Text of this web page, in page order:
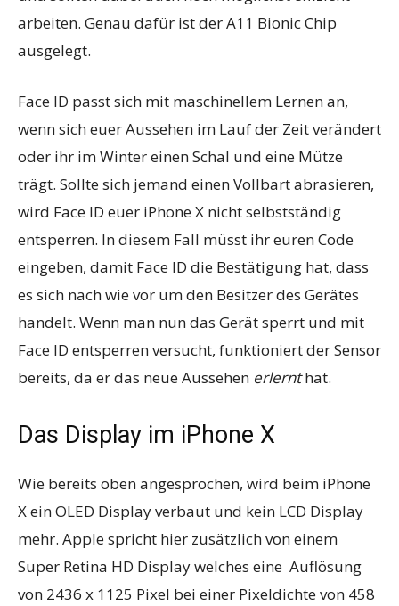
arbeiten. Genau dafür ist der A11 Bionic Chip
ausgelegt.
Face ID passt sich mit maschinellem Lernen an,
wenn sich euer Aussehen im Lauf der Zeit verändert
oder ihr im Winter einen Schal und eine Mütze
trägt. Sollte sich jemand einen Vollbart abrasieren,
wird Face ID euer iPhone X nicht selbstständig
entsperren. In diesem Fall müsst ihr euren Code
eingeben, damit Face ID die Bestätigung hat, dass
es sich nach wie vor um den Besitzer des Gerätes
handelt. Wenn man nun das Gerät sperrt und mit
Face ID entsperren versucht, funktioniert der Sensor
bereits, da er das neue Aussehen erlernthat.
Das Display im iPhone X
Wie bereits oben angesprochen, wird beim iPhone
X ein OLED Display verbaut und kein LCD Display
mehr. Apple spricht hier zusätzlich von einem
Super Retina HD Display welches eine Auflösung
von 2436 x 1125 Pixel bei einer Pixeldichte von 458